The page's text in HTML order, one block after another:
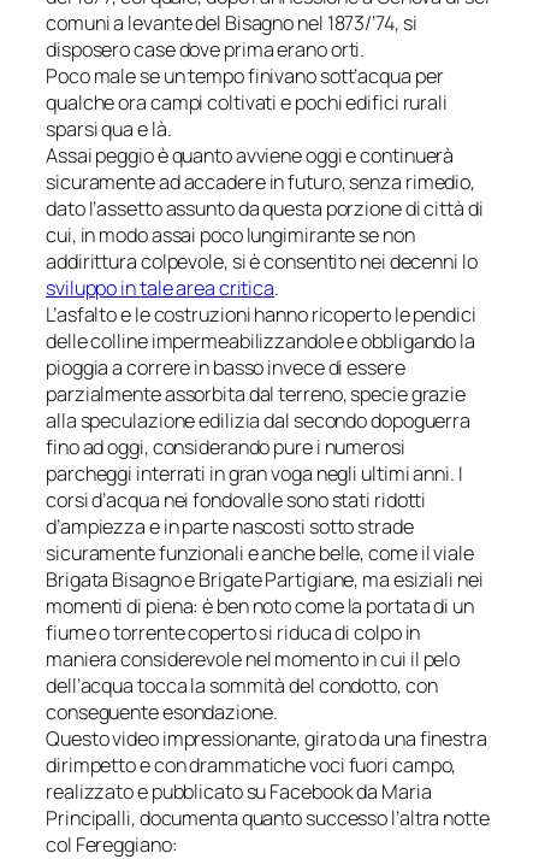
comuni a levante del Bisagno nel 1873/’74, si
disposero case dove prima erano orti.
Poco male se un tempo finivano sott’acqua per
qualche ora campi coltivati e pochi edifici rurali
sparsi qua e là.
Assai peggio è quanto avviene oggi e continuerà
sicuramente ad accadere in futuro, senza rimedio,
dato l’assetto assunto da questa porzione di città di
cui, in modo assai poco lungimirante se non
addirittura colpevole, si è consentito nei decenni lo
sviluppo in tale area critica.
L’asfalto e le costruzioni hanno ricoperto le pendici
delle colline impermeabilizzandole e obbligando la
pioggia a correre in basso invece di essere
parzialmente assorbita dal terreno, specie grazie
alla speculazione edilizia dal secondo dopoguerra
fino ad oggi, considerando pure i numerosi
parcheggi interrati in gran voga negli ultimi anni. I
corsi d’acqua nei fondovalle sono stati ridotti
d’ampiezza e in parte nascosti sotto strade
sicuramente funzionali e anche belle, come il viale
Brigata Bisagno e Brigate Partigiane, ma esiziali nei
momenti di piena: è ben noto come la portata di un
fiume o torrente coperto si riduca di colpo in
maniera considerevole nel momento in cui il pelo
dell’acqua tocca la sommità del condotto, con
conseguente esondazione.
Questo video impressionante, girato da una finestra
dirimpetto e con drammatiche voci fuori campo,
realizzato e pubblicato su Facebook da Maria
Principalli, documenta quanto successo l’altra notte
col Fereggiano: